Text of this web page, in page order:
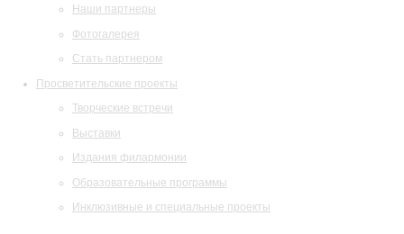
Наши партнеры
Фотогалерея
Стать партнером
Просветительские проекты
Творческие встречи
Выставки
Издания филармонии
Образовательные программы
Инклюзивные и специальные проекты